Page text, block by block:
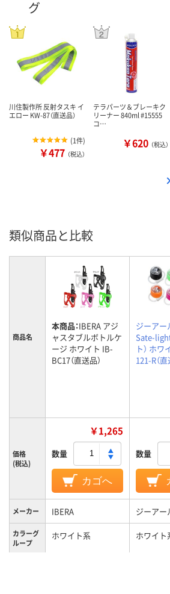
グ
川住製作所 反射タスキ イ
エロー KW-87（直送品）
(1件)
￥477 （税込）
テラパーツ＆ブレーキク
リーナー 840ml #15555
コ…
￥620 （税込）
類似商品と比較
商品名
本商品：IBERA アジ
ャスタブルボトルケ
ージ ホワイト IB-
BC17（直送品）
ジーアー
Sate-
ト） ホワ
121-R（直
価格
(税込)
￥1,265
数量
カゴへ
数量
メーカー IBERA ジーアー
カラーグ
ループ
ホワイト系 ホワイト